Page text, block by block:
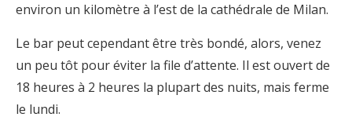
environ un kilomètre à l’est de la cathédrale de Milan.
Le bar peut cependant être très bondé, alors, venez
un peu tôt pour éviter la file d’attente. Il est ouvert de
18 heures à 2 heures la plupart des nuits, mais ferme
le lundi.